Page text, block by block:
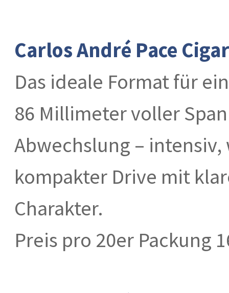
Carlos André Pace
Das ideale Format für
86 Millimeter voller
Abwechslung –
kompakter Drive mit
Charakter.
Preis pro 20er Packung